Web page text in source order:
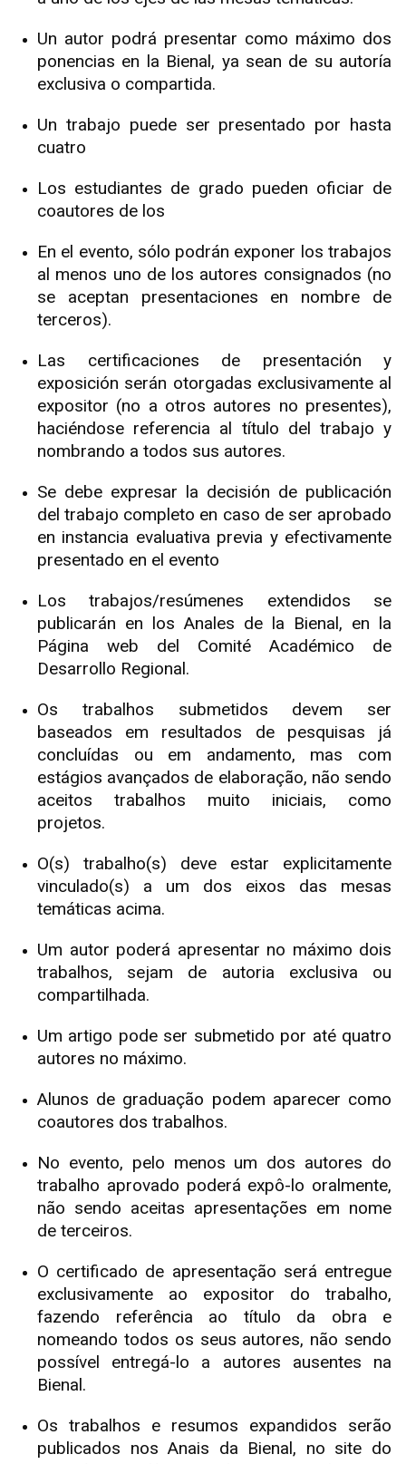
Un autor podrá presentar como máximo dos
ponencias en la Bienal, ya sean de su autoría
exclusiva o compartida.
Un trabajo puede ser presentado por hasta
cuatro
Los estudiantes de grado pueden oficiar de
coautores de los
En el evento, sólo podrán exponer los trabajos
al menos uno de los autores consignados (no
se aceptan presentaciones en nombre de
terceros).
Las certificaciones de presentación y
exposición serán otorgadas exclusivamente al
expositor (no a otros autores no presentes),
haciéndose referencia al título del trabajo y
nombrando a todos sus autores.
Se debe expresar la decisión de publicación
del trabajo completo en caso de ser aprobado
en instancia evaluativa previa y efectivamente
presentado en el evento
Los trabajos/resúmenes extendidos se
publicarán en los Anales de la Bienal, en la
Página web del Comité Académico de
Desarrollo Regional.
Os trabalhos submetidos devem ser
baseados em resultados de pesquisas já
concluídas ou em andamento, mas com
estágios avançados de elaboração, não sendo
aceitos trabalhos muito iniciais, como
projetos.
O(s) trabalho(s) deve estar explicitamente
vinculado(s) a um dos eixos das mesas
temáticas acima.
Um autor poderá apresentar no máximo dois
trabalhos, sejam de autoria exclusiva ou
compartilhada.
Um artigo pode ser submetido por até quatro
autores no máximo.
Alunos de graduação podem aparecer como
coautores dos trabalhos.
No evento, pelo menos um dos autores do
trabalho aprovado poderá expô-lo oralmente,
não sendo aceitas apresentações em nome
de terceiros.
O certificado de apresentação será entregue
exclusivamente ao expositor do trabalho,
fazendo referência ao título da obra e
nomeando todos os seus autores, não sendo
possível entregá-lo a autores ausentes na
Bienal.
Os trabalhos e resumos expandidos serão
publicados nos Anais da Bienal, no site do